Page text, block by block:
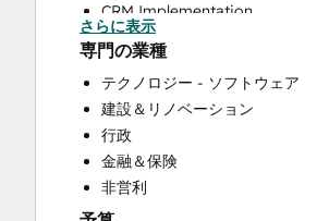
CRM Implementation
CRM Migration
Custom API Integrations
Customer Marketing
Email Marketing
Full Inbound Marketing Services
Knowledge Base Development
Paid Advertising
さらに表示
専門の業種
テクノロジー - ソフトウェア
建設＆リノベーション
行政
金融＆保険
非営利